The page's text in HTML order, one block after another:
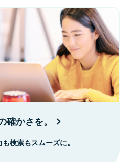
かさを。
検索もスムーズに。